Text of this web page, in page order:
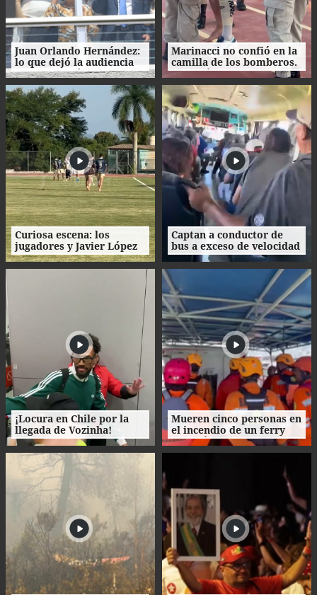
Juan Orlando Hernández:
lo que dejó la audiencia
de declaración de
imputado y lo que sigue
en el proceso
Marinacci no confió en la
camilla de los bomberos.
Prefirió bajarse e irse
caminando
Curiosa escena: los
jugadores y Javier López
se quitaron los tacos y
recorrieron el césped
Captan a conductor de
bus a exceso de velocidad
en Honduras
¡Locura en Chile por la
llegada de Vozinha!
Mueren cinco personas en
el incendio de un ferry
con más de 200 pasajeros
en Indonesia